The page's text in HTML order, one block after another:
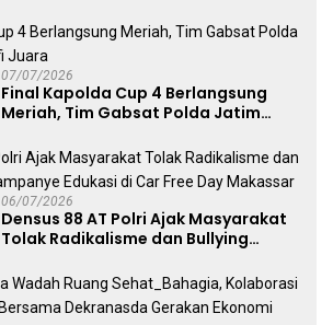
Penggunaan Senjata Api
07/07/2026
Final Kapolda Cup 4 Berlangsung
Meriah, Tim Gabsat Polda Jatim
06/07/2026
Densus 88 AT Polri Ajak Masyarakat
Tolak Radikalisme dan Bullying
Free Day Makassar